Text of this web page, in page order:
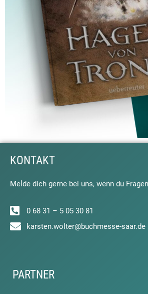
KONTAKT
Melde dich gerne bei uns, wenn du
0 68 31 – 5 05 30 81
karsten.wolter@buchmesse-saar.de
PARTNER